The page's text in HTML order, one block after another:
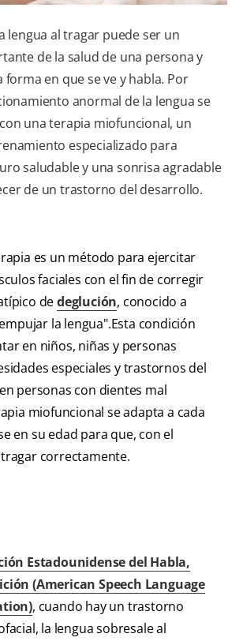
lengua al tragar puede ser un
de la salud de una persona y
forma en que se ve y habla. Por
anormal de la lengua se
una terapia miofuncional, un
especializado para
saludable y una sonrisa agradable
de un trastorno del desarrollo.
es un método para ejercitar
faciales con el fin de corregir
dedeglución, conocido a
la lengua".Esta condición
en niños, niñas y personas
especiales y trastornos del
personas con dientes mal
miofuncional se adapta a cada
en su edad para que, con el
correctamente.
Estadounidense del Habla,
(American Speech Language
, cuando hay un trastorno
la lengua sobresale al